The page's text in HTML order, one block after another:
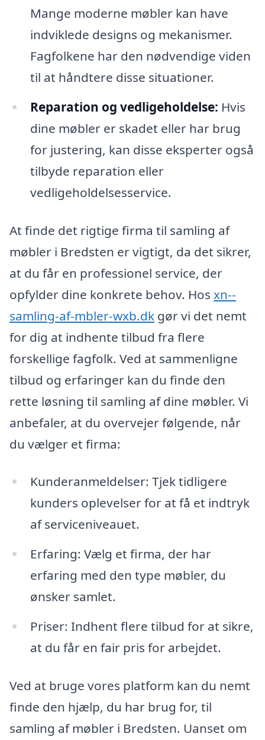
Mange moderne møbler kan have
indviklede designs og mekanismer.
Fagfolkene har den nødvendige viden
til at håndtere disse situationer.
Reparation og vedligeholdelse: Hvis
dine møbler er skadet eller har brug
for justering, kan disse eksperter også
tilbyde reparation eller
vedligeholdelsesservice.
At finde det rigtige firma til samling af
møbler i Bredsten er vigtigt, da det sikrer,
at du får en professionel service, der
opfylder dine konkrete behov. Hos xn--
samling-af-mbler-wxb.dk gør vi det nemt
for dig at indhente tilbud fra flere
forskellige fagfolk. Ved at sammenligne
tilbud og erfaringer kan du finde den
rette løsning til samling af dine møbler. Vi
anbefaler, at du overvejer følgende, når
du vælger et firma:
Kunderanmeldelser: Tjek tidligere
kunders oplevelser for at få et indtryk
af serviceniveauet.
Erfaring: Vælg et firma, der har
erfaring med den type møbler, du
ønsker samlet.
Priser: Indhent flere tilbud for at sikre,
at du får en fair pris for arbejdet.
Ved at bruge vores platform kan du nemt
finde den hjælp, du har brug for, til
samling af møbler i Bredsten. Uanset om